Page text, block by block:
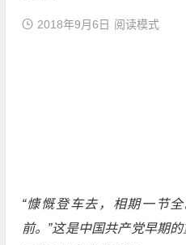
2018年9月6日 阅读模式
“慷慨登车去，相期一节
前。”这是中国共产党早期